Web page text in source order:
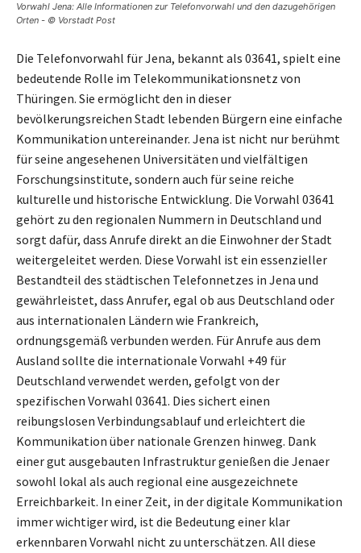
Vorwahl Jena: Alle Informationen zur Telefonvorwahl und den dazugehörigen
Orten - © Vorstadt Post
Die Telefonvorwahl für Jena, bekannt als 03641, spielt eine
bedeutende Rolle im Telekommunikationsnetz von
Thüringen. Sie ermöglicht den in dieser
bevölkerungsreichen Stadt lebenden Bürgern eine einfache
Kommunikation untereinander. Jena ist nicht nur berühmt
für seine angesehenen Universitäten und vielfältigen
Forschungsinstitute, sondern auch für seine reiche
kulturelle und historische Entwicklung. Die Vorwahl 03641
gehört zu den regionalen Nummern in Deutschland und
sorgt dafür, dass Anrufe direkt an die Einwohner der Stadt
weitergeleitet werden. Diese Vorwahl ist ein essenzieller
Bestandteil des städtischen Telefonnetzes in Jena und
gewährleistet, dass Anrufer, egal ob aus Deutschland oder
aus internationalen Ländern wie Frankreich,
ordnungsgemäß verbunden werden. Für Anrufe aus dem
Ausland sollte die internationale Vorwahl +49 für
Deutschland verwendet werden, gefolgt von der
spezifischen Vorwahl 03641. Dies sichert einen
reibungslosen Verbindungsablauf und erleichtert die
Kommunikation über nationale Grenzen hinweg. Dank
einer gut ausgebauten Infrastruktur genießen die Jenaer
sowohl lokal als auch regional eine ausgezeichnete
Erreichbarkeit. In einer Zeit, in der digitale Kommunikation
immer wichtiger wird, ist die Bedeutung einer klar
erkennbaren Vorwahl nicht zu unterschätzen. All diese